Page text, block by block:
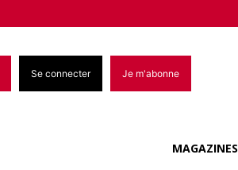
Se connecter Je m'abonne
MAGAZINES